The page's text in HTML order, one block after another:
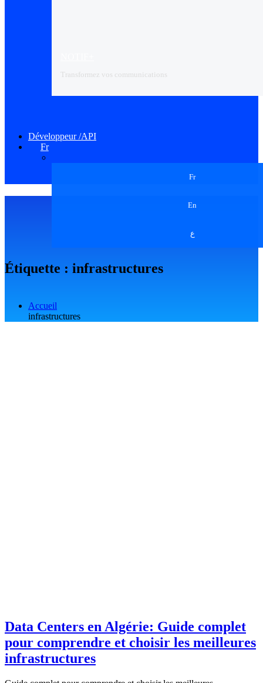
Transformez vos communications
Développeur /API
Fr
Fr
En
ع
Étiquette : infrastructures
Accueil
infrastructures
Data Centers en Algérie: Guide complet
pour comprendre et choisir les meilleures
infrastructures